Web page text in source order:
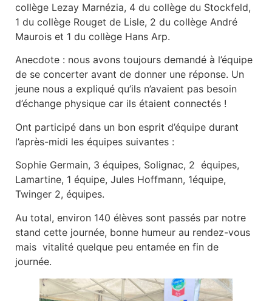
collège Lezay Marnézia, 4 du collège du Stockfeld,
1 du collège Rouget de Lisle, 2 du collège André
Maurois et 1 du collège Hans Arp.
Anecdote : nous avons toujours demandé à l’équipe
de se concerter avant de donner une réponse. Un
jeune nous a expliqué qu’ils n’avaient pas besoin
d’échange physique car ils étaient connectés !
Ont participé dans un bon esprit d’équipe durant
l’après-midi les équipes suivantes :
Sophie Germain, 3 équipes, Solignac, 2 équipes,
Lamartine, 1 équipe, Jules Hoffmann, 1équipe,
Twinger 2, équipes.
Au total, environ 140 élèves sont passés par notre
stand cette journée, bonne humeur au rendez-vous
mais vitalité quelque peu entamée en fin de
journée.